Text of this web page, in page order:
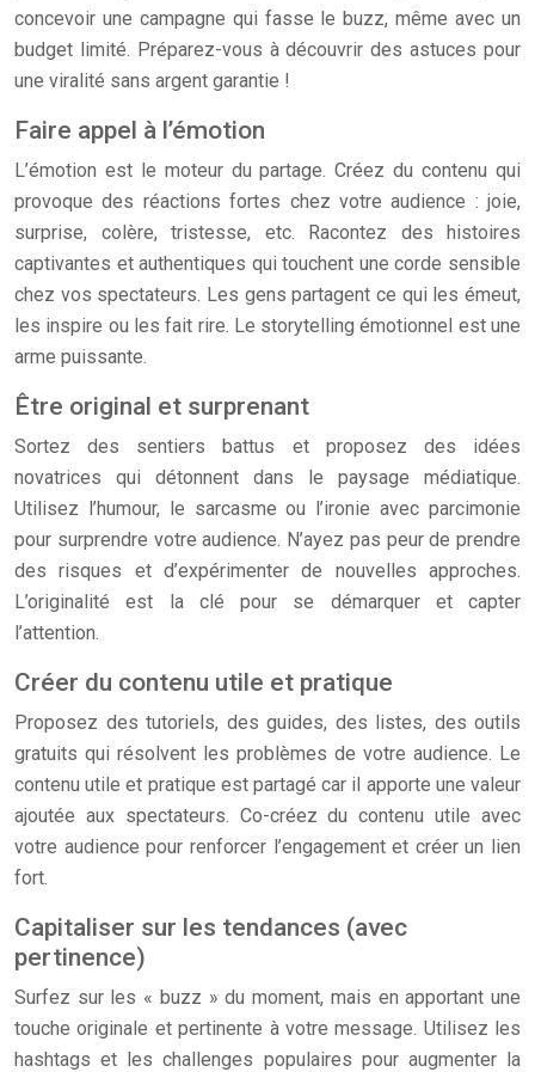
concevoir une campagne qui fasse le buzz, même avec un
budget limité. Préparez-vous à découvrir des astuces pour
une viralité sans argent garantie !
Faire appel à l’émotion
L’émotion est le moteur du partage. Créez du contenu qui
provoque des réactions fortes chez votre audience : joie,
surprise, colère, tristesse, etc. Racontez des histoires
captivantes et authentiques qui touchent une corde sensible
chez vos spectateurs. Les gens partagent ce qui les émeut,
les inspire ou les fait rire. Le storytelling émotionnel est une
arme puissante.
Être original et surprenant
Sortez des sentiers battus et proposez des idées
novatrices qui détonnent dans le paysage médiatique.
Utilisez l’humour, le sarcasme ou l’ironie avec parcimonie
pour surprendre votre audience. N’ayez pas peur de prendre
des risques et d’expérimenter de nouvelles approches.
L’originalité est la clé pour se démarquer et capter
l’attention.
Créer du contenu utile et pratique
Proposez des tutoriels, des guides, des listes, des outils
gratuits qui résolvent les problèmes de votre audience. Le
contenu utile et pratique est partagé car il apporte une valeur
ajoutée aux spectateurs. Co-créez du contenu utile avec
votre audience pour renforcer l’engagement et créer un lien
fort.
Capitaliser sur les tendances (avec
pertinence)
Surfez sur les « buzz » du moment, mais en apportant une
touche originale et pertinente à votre message. Utilisez les
hashtags et les challenges populaires pour augmenter la